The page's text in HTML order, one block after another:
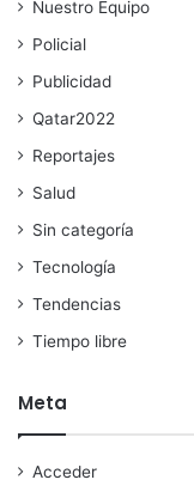
Nuestro Equipo
Policial
Publicidad
Qatar2022
Reportajes
Salud
Sin categoría
Tecnología
Tendencias
Tiempo libre
Meta
Acceder